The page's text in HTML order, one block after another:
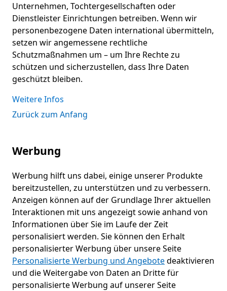
Unternehmen, Tochtergesellschaften oder
Dienstleister Einrichtungen betreiben. Wenn wir
personenbezogene Daten international übermitteln,
setzen wir angemessene rechtliche
Schutzmaßnahmen um – um Ihre Rechte zu
schützen und sicherzustellen, dass Ihre Daten
geschützt bleiben.
Weitere Infos
Zurück zum Anfang
Werbung
Werbung hilft uns dabei, einige unserer Produkte
bereitzustellen, zu unterstützen und zu verbessern.
Anzeigen können auf der Grundlage Ihrer aktuellen
Interaktionen mit uns angezeigt sowie anhand von
Informationen über Sie im Laufe der Zeit
personalisiert werden. Sie können den Erhalt
personalisierter Werbung über unsere Seite
Personalisierte Werbung und Angebotedeaktivieren
und die Weitergabe von Daten an Dritte für
personalisierte Werbung auf unserer Seite